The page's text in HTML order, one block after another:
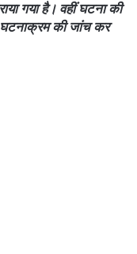
गया है। वहीं घटना की
घटनाक्रम की जांच कर